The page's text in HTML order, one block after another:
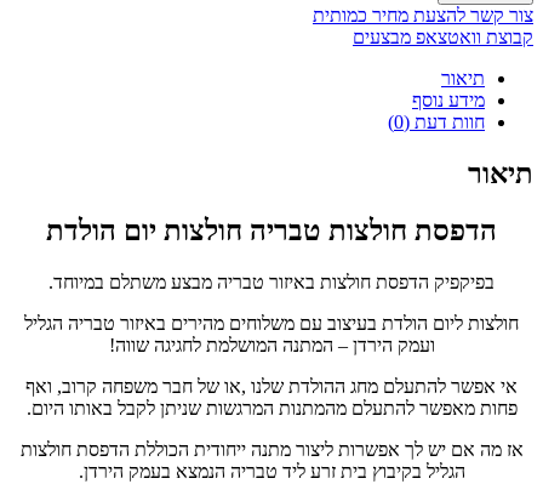
צור קשר להצעת מחיר כמותית
קבוצת וואטצאפ מבצעים
תיאור
מידע נוסף
חוות דעת (0)
תיאור
הדפסת חולצות טבריה חולצות יום הולדת
בפיקפיק הדפסת חולצות באיזור טבריה מבצע משתלם במיוחד.
חולצות ליום הולדת בעיצוב עם משלוחים מהירים באיזור טבריה הגליל
ועמק הירדן – המתנה המושלמת לחגיגה שווה!
אי אפשר להתעלם מחג ההולדת שלנו ,או של חבר משפחה קרוב, ואף
פחות מאפשר להתעלם מהמתנות המרגשות שניתן לקבל באותו היום.
אז מה אם יש לך אפשרות ליצור מתנה ייחודית הכוללת הדפסת חולצות
הגליל בקיבוץ בית זרע ליד טבריה הנמצא בעמק הירדן.